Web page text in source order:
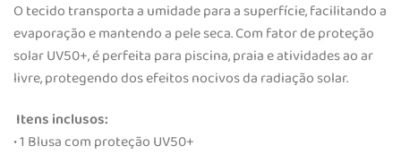
O tecido transporta a umidade para a superfície, facilitando a
evaporação e mantendo a pele seca. Com fator de proteção
solar UV50+, é perfeita para piscina, praia e atividades ao ar
livre, protegendo dos efeitos nocivos da radiação solar.
Itens inclusos:
• 1 Blusa com proteção UV50+